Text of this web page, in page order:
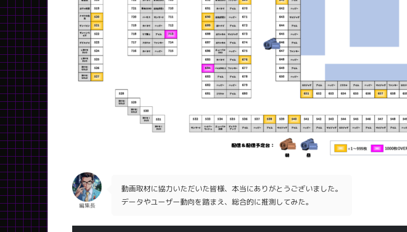
編集長
動画取材に協力いただいた皆様、本当にありがとうございました。
データやユーザー動向を踏まえ、総合的に推測してみた。